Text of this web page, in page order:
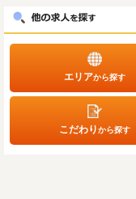
エリアから探す
こだわりから探す